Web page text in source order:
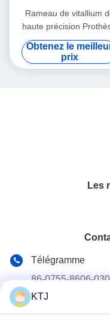
Rameau de vitallium
haute précision
dentaire amovible de
2
Obtenez le
prix
Les
Télégramme
86-0755-8606-
E-mail
KTJ